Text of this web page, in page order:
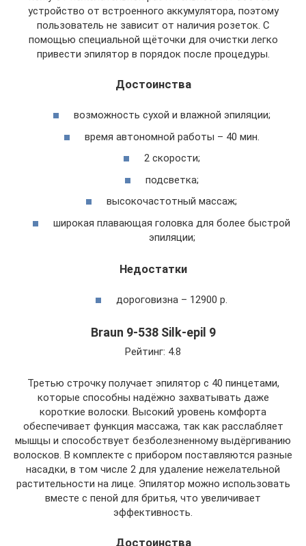
устройство от встроенного аккумулятора, поэтому
пользователь не зависит от наличия розеток. С
помощью специальной щёточки для очистки легко
привести эпилятор в порядок после процедуры.
Достоинства
возможность сухой и влажной эпиляции;
время автономной работы – 40 мин.
2 скорости;
подсветка;
высокочастотный массаж;
широкая плавающая головка для более быстрой
эпиляции;
Недостатки
дороговизна – 12900 р.
Braun 9-538 Silk-epil 9
Рейтинг: 4.8
Третью строчку получает эпилятор с 40 пинцетами,
которые способны надёжно захватывать даже
короткие волоски. Высокий уровень комфорта
обеспечивает функция массажа, так как расслабляет
мышцы и способствует безболезненному выдёргиванию
волосков. В комплекте с прибором поставляются разные
насадки, в том числе 2 для удаление нежелательной
растительности на лице. Эпилятор можно использовать
вместе с пеной для бритья, что увеличивает
эффективность.
Достоинства